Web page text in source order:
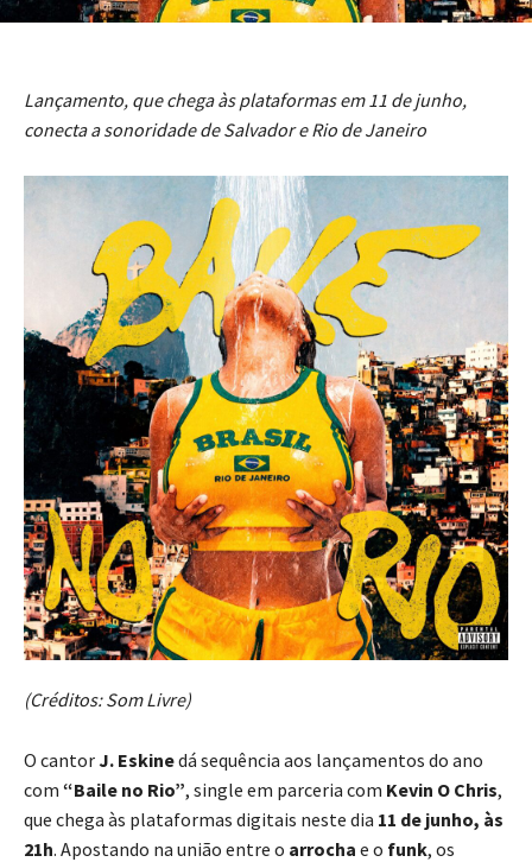
Lançamento, que chega às plataformas em 11 de junho,
conecta a sonoridade de Salvador e Rio de Janeiro
(Créditos: Som Livre)
O cantorJ. Eskinedá sequência aos lançamentos do ano
com “Baile no Rio”, single em parceria com Kevin O Chris,
que chega às plataformas digitais neste dia 11 de junho, às
21h. Apostando na união entre o arrocha e o funk, os